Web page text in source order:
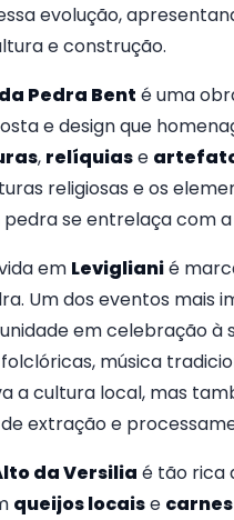
evolução,
e construção.
Pedra Bent é uma
e design que
, relíquiase
religiosas e os
se entrelaça com
em Leviglianié
Um dos eventos mais
em celebração à
música
a cultura local, mas
extração e
da Versilia é tão rica
queijos locaise